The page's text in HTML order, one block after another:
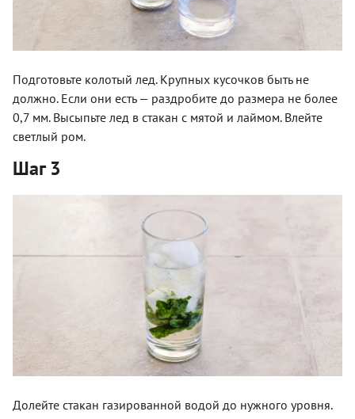
Подготовьте колотый лед. Крупных кусочков быть не
должно. Если они есть — раздробите до размера не более
0,7 мм. Высыпьте лед в стакан с мятой и лаймом. Влейте
светлый ром.
Шаг 3
Долейте стакан газированной водой до нужного уровня.